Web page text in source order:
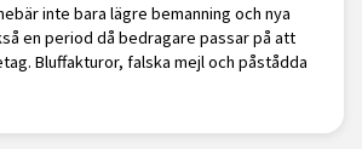
inte bara lägre bemanning och nya
en period då bedragare passar på att
Bluffakturor, falska mejl och påstådda